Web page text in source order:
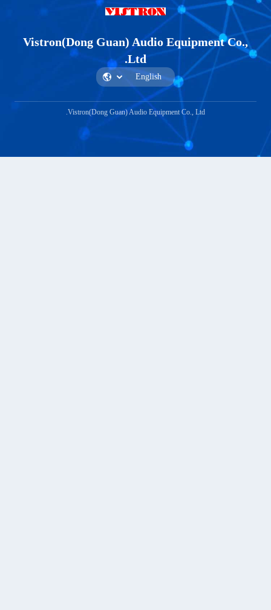
Vistron(Dong Guan) Audio
Ltd.
Vistron(Dong Guan) Audio Equipment